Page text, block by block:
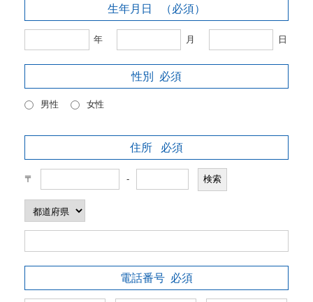
生年月日 （必須）
年 月 日
性別 必須
男性 女性
住所 必須
〒 -
電話番号 必須